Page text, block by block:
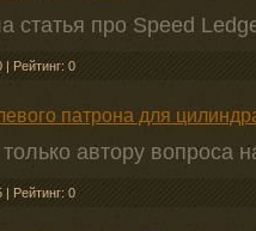
статья про Speed
| Рейтинг: 0
патрона для
автору вопроса
| Рейтинг: 0